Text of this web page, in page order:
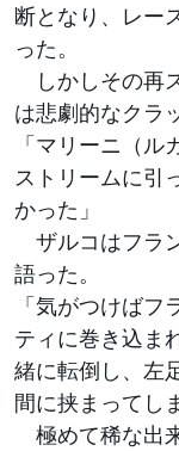
断となり、レー
った。
しかしその再
は悲劇的なクラ
「マリーニ（
ストリームに引
かった」
ザルコはフラ
語った。
「気がつけば
ティに巻き込ま
緒に転倒し、左
間に挟まってし
極めて稀な出